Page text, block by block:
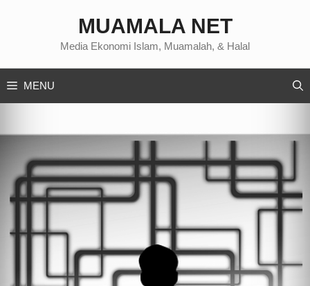
MUAMALA NET
Media Ekonomi Islam, Muamalah, & Halal
MENU